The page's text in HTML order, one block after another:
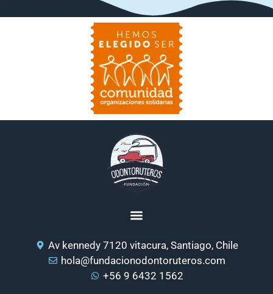
Av kennedy 7120 vitacura, Santiago, Chile
hola@fundacionodontoruteros.com
+56 9 6432 1562